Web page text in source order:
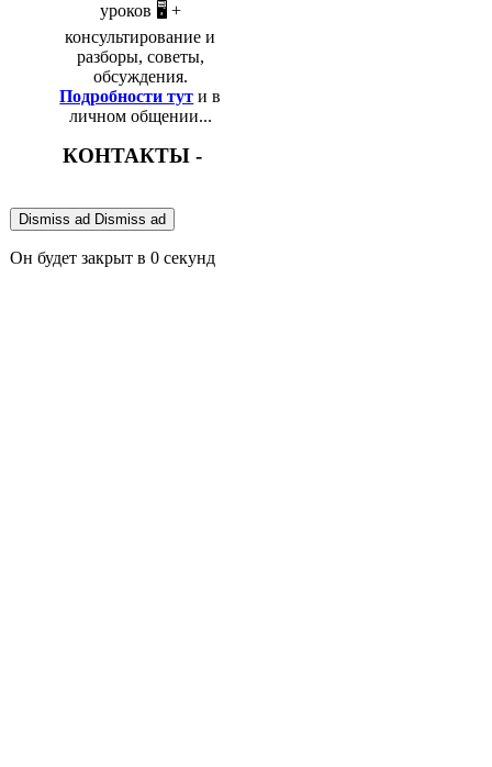
уроков 🖥️ +
консультирование и
разборы, советы,
обсуждения.
Подробности тут и в
личном общении...
КОНТАКТЫ -
Dismiss ad Dismiss ad
Он будет закрыт в 0 секунд